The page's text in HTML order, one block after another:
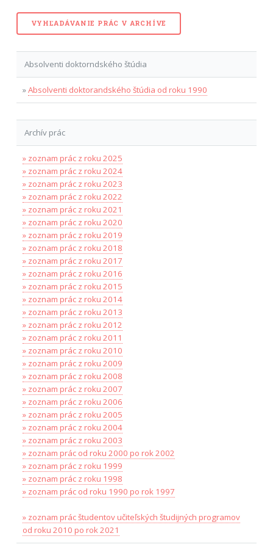
VYHĽADÁVANIE PRÁC V ARCHÍVE
Absolventi doktorndského štúdia
»Absolventi doktorandského štúdia od roku 1990
Archív prác
» zoznam prác z roku 2025
» zoznam prác z roku 2024
» zoznam prác z roku 2023
» zoznam prác z roku 2022
» zoznam prác z roku 2021
» zoznam prác z roku 2020
» zoznam prác z roku 2019
» zoznam prác z roku 2018
» zoznam prác z roku 2017
» zoznam prác z roku 2016
» zoznam prác z roku 2015
» zoznam prác z roku 2014
» zoznam prác z roku 2013
» zoznam prác z roku 2012
» zoznam prác z roku 2011
» zoznam prác z roku 2010
» zoznam prác z roku 2009
» zoznam prác z roku 2008
» zoznam prác z roku 2007
» zoznam prác z roku 2006
» zoznam prác z roku 2005
» zoznam prác z roku 2004
» zoznam prác z roku 2003
» zoznam prác od roku 2000 po rok 2002
» zoznam prác z roku 1999
» zoznam prác z roku 1998
» zoznam prác od roku 1990 po rok 1997
» zoznam prác študentov učiteľských študijných programov
od roku 2010 po rok 2021